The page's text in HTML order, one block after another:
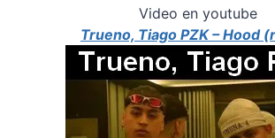
Video en youtube
Trueno, Tiago PZK – Hood